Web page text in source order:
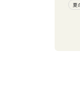
夏